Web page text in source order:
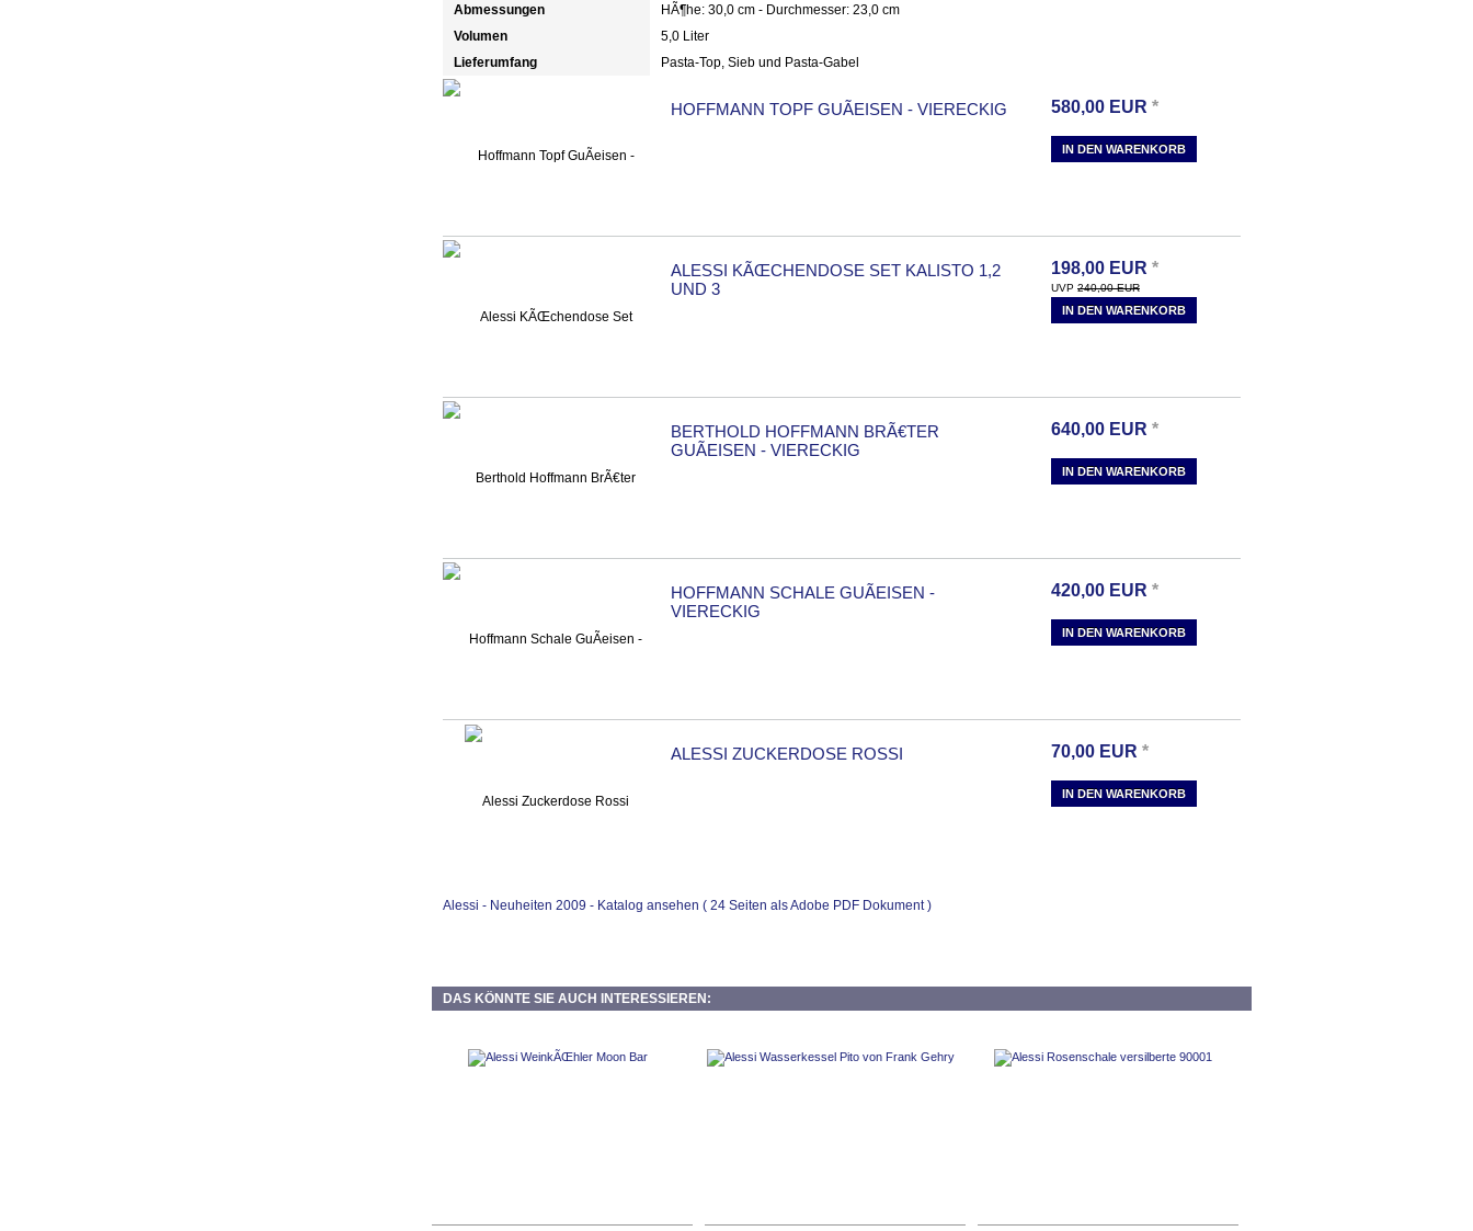
Abmessungen
HÃ¶he: 30,0 cm - Durchmesser: 23,0 cm
Volumen
5,0 Liter
Lieferumfang
Pasta-Top, Sieb und Pasta-Gabel
HOFFMANN TOPF GUÃEISEN - VIERECKIG 580,00 EUR *
IN DEN WARENKORB
ALESSI KÃŒCHENDOSE SET KALISTO 1,2
UND 3
UVP 240,00EUR
198,00 EUR *
IN DEN WARENKORB
BERTHOLD HOFFMANN BRÃ€TER
GUÃEISEN - VIERECKIG
640,00 EUR *
IN DEN WARENKORB
HOFFMANN SCHALE GUÃEISEN -
VIERECKIG
420,00 EUR *
IN DEN WARENKORB
ALESSI ZUCKERDOSE ROSSI 70,00 EUR *
IN DEN WARENKORB
Alessi - Neuheiten 2009 - Katalog ansehen ( 24 Seiten als Adobe PDF Dokument )
DAS KÖNNTE SIE AUCH INTERESSIEREN: